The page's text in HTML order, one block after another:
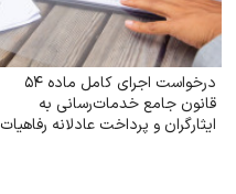
درخواست اجرای کامل ماده ۵۴
قانون جامع خدمات‌رسانی به
ایثارگران و پرداخت عادلانه رفاهیات